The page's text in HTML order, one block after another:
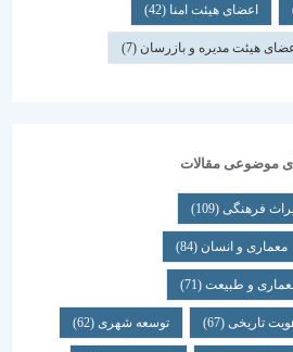
هیئت امنا(42)
مدیره و بازرسان(7)
مقالات
(109)
و انسان (84)
طبیعت (71)
(67) توسعه شهری(62)